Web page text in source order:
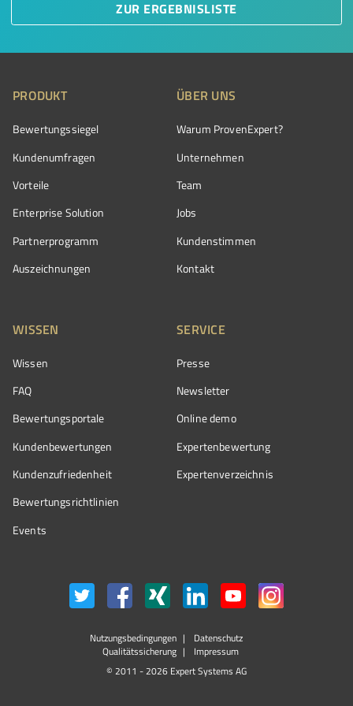
ZUR ERGEBNISLISTE
PRODUKT
Bewertungssiegel
Kundenumfragen
Vorteile
Enterprise Solution
Partnerprogramm
Auszeichnungen
ÜBER UNS
Warum ProvenExpert?
Unternehmen
Team
Jobs
Kundenstimmen
Kontakt
WISSEN
Wissen
FAQ
Bewertungsportale
Kundenbewertungen
Kundenzufriedenheit
Bewertungs­richtlinien
Events
SERVICE
Presse
Newsletter
Online demo
Expertenbewertung
Expertenverzeichnis
Nutzungsbedingungen
Datenschutz
Qualitätssicherung
Impressum
© 2011 - 2026 Expert Systems AG